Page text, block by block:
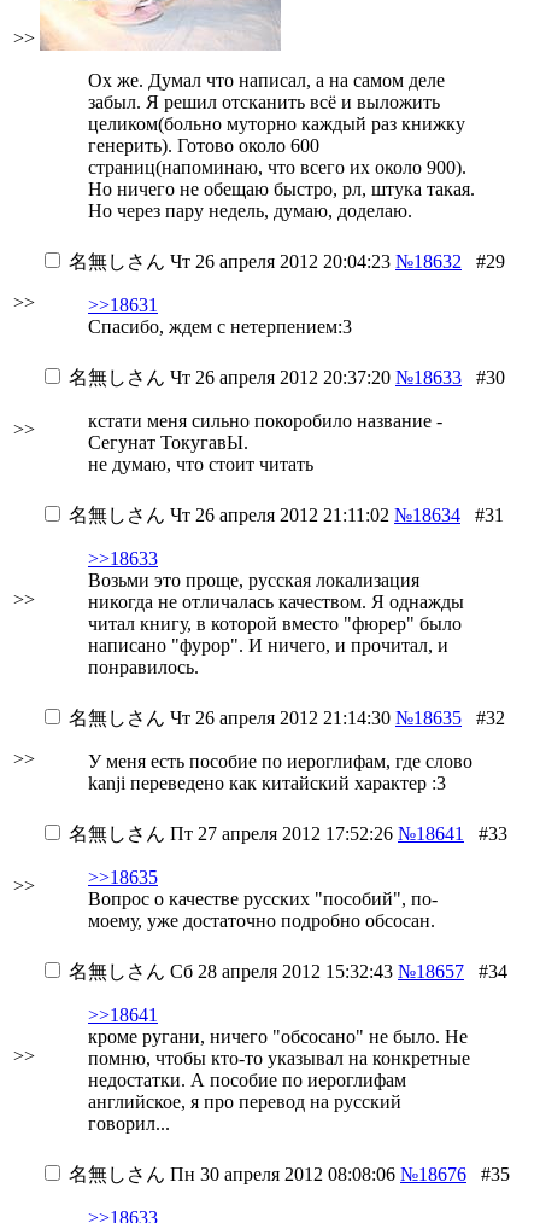
>>
Ох же. Думал что написал, а на самом деле
забыл. Я решил отсканить всё и выложить
целиком(больно муторно каждый раз книжку
генерить). Готово около 600
страниц(напоминаю, что всего их около 900).
Но ничего не обещаю быстро, рл, штука такая.
Но через пару недель, думаю, доделаю.
>>
名無しさん Чт 26 апреля 2012 20:04:23 №18632 #29
>>18631
Спасибо, ждем с нетерпением:3
>>
名無しさん Чт 26 апреля 2012 20:37:20 №18633 #30
кстати меня сильно покоробило название -
Сегунат ТокугавЫ.
не думаю, что стоит читать
>>
名無しさん Чт 26 апреля 2012 21:11:02 №18634 #31
>>18633
Возьми это проще, русская локализация
никогда не отличалась качеством. Я однажды
читал книгу, в которой вместо "фюрер" было
написано "фурор". И ничего, и прочитал, и
понравилось.
>>
名無しさん Чт 26 апреля 2012 21:14:30 №18635 #32
У меня есть пособие по иероглифам, где слово
kanji переведено как китайский характер :3
>>
名無しさん Пт 27 апреля 2012 17:52:26 №18641 #33
>>18635
Вопрос о качестве русских "пособий", по-
моему, уже достаточно подробно обсосан.
>>
名無しさん Сб 28 апреля 2012 15:32:43 №18657 #34
>>18641
кроме ругани, ничего "обсосано" не было. Не
помню, чтобы кто-то указывал на конкретные
недостатки. А пособие по иероглифам
английское, я про перевод на русский
говорил...
名無しさん Пн 30 апреля 2012 08:08:06 №18676 #35
>>18633